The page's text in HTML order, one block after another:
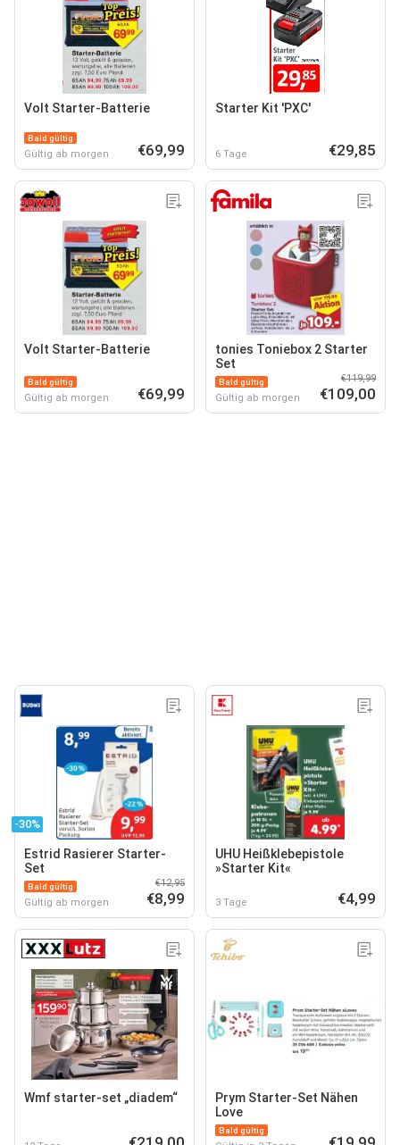
Volt Starter-Batterie
Bald gültig
Gültig ab morgen €69,99
Starter Kit 'PXC'
6 Tage €29,85
Volt Starter-Batterie
Bald gültig
Gültig ab morgen €69,99
tonies Toniebox 2 Starter
Set
Bald gültig
Gültig ab morgen
€119,99
€109,00
-30%
Estrid Rasierer Starter-
Set
Bald gültig
Gültig ab morgen
€12,95
€8,99
UHU Heißklebepistole
»Starter Kit«
3 Tage €4,99
Wmf starter-set „diadem“
Prym Starter-Set Nähen
Love
Bald gültig